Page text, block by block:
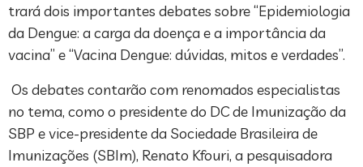
trará dois importantes debates sobre “Epidemiologia
da Dengue: a carga da doença e a importância da
vacina” e “Vacina Dengue: dúvidas, mitos e verdades”.
Os debates contarão com renomados especialistas
no tema, como o presidente do DC de Imunização da
SBP e vice-presidente da Sociedade Brasileira de
Imunizações (SBIm), Renato Kfouri, a pesquisadora